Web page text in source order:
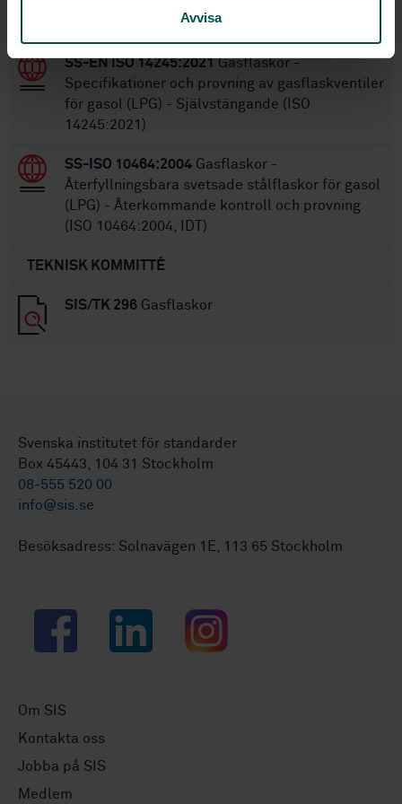
Avvisa
SS-EN ISO 14245:2021Gasflaskor -
Specifikationer och provning av gasflaskventiler
för gasol (LPG) - Självstängande (ISO
14245:2021)
SS-ISO 10464:2004 Gasflaskor -
Återfyllningsbara svetsade stålflaskor för gasol
(LPG) - Återkommande kontroll och provning
(ISO 10464:2004, IDT)
TEKNISK KOMMITTÉ
SIS/TK 296 Gasflaskor
Svenska institutet för standarder
Box 45443, 104 31 Stockholm
08-555 520 00
info@sis.se
Besöksadress: Solnavägen 1E, 113 65 Stockholm
Facebook LinkedIn Instagram
Om SIS
Kontakta oss
Jobba på SIS
Medlem